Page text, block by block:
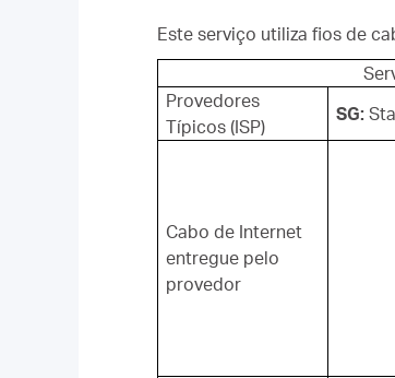
Este serviço utiliza fios de
Provedores
Típicos (ISP)
SG:
Cabo de Internet
entregue pelo
provedor